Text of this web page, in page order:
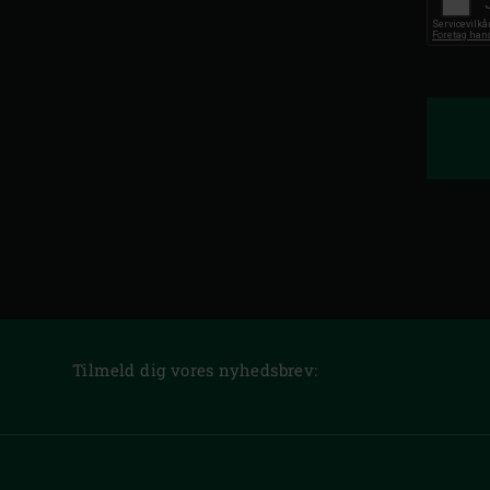
Tilmeld dig vores nyhedsbrev: